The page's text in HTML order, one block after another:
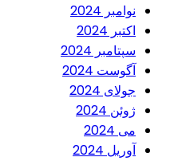
نوامبر 2024
اکتبر 2024
سپتامبر 2024
آگوست 2024
جولای 2024
ژوئن 2024
می 2024
آوریل 2024